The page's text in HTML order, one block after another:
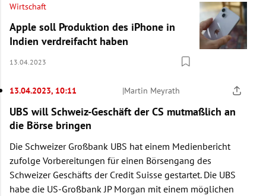
Wirtschaft
Apple soll Produktion des iPhone in
Indien verdreifacht haben
13.04.2023
13.04.2023, 10:11 |Martin Meyrath
UBS will Schweiz-Geschäft der CS mutmaßlich an
die Börse bringen
Die Schweizer Großbank UBS hat einem Medienbericht
zufolge Vorbereitungen für einen Börsengang des
Schweizer Geschäfts der Credit Suisse gestartet. Die UBS
habe die US-Großbank JP Morgan mit einem möglichen